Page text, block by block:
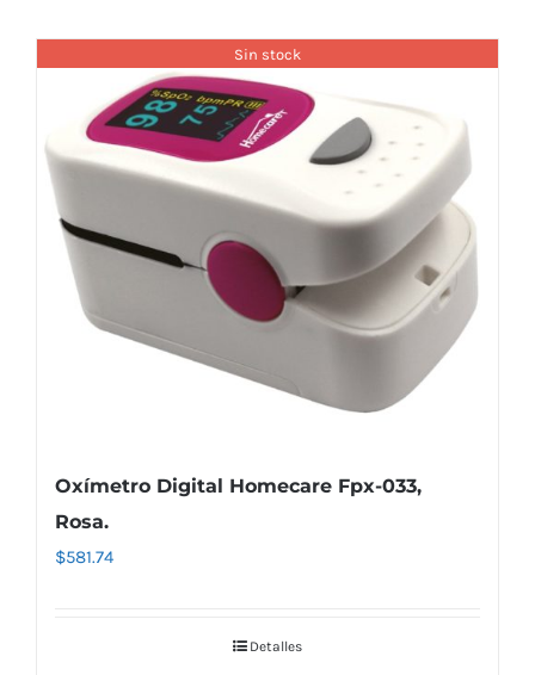
Sin stock
Oxímetro Digital Homecare Fpx-033,
Rosa.
$581.74
Detalles